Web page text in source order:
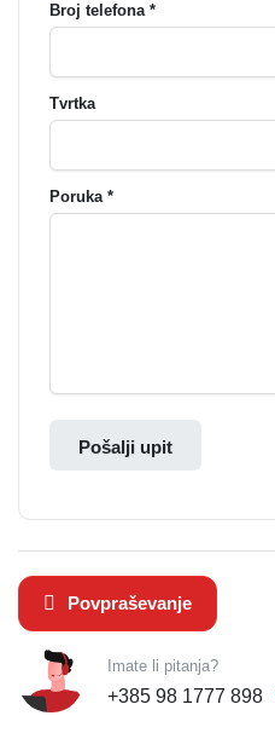
Broj telefona *
Tvrtka
Poruka *
Pošalji upit
Povpraševanje
Imate li pitanja?
+385 98 1777 898